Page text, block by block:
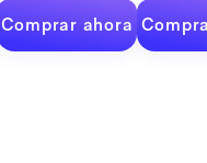
Comprar ahora